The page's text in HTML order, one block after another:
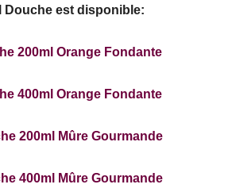
Douche est disponible:
200ml Orange Fondante
400ml Orange Fondante
200ml Mûre Gourmande
400ml Mûre Gourmande